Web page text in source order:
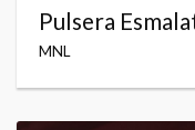
Pulsera
MNL